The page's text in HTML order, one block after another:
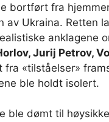
bortført fra
av Ukraina. Retten
anklagene
Jurij Petrov,
fra «tilståelser»
ble holdt isolert.
ble dømt til